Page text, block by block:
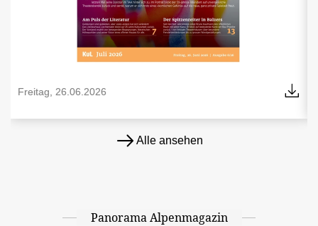
Freitag, 26.06.2026
Alle ansehen
Panorama Alpenmagazin